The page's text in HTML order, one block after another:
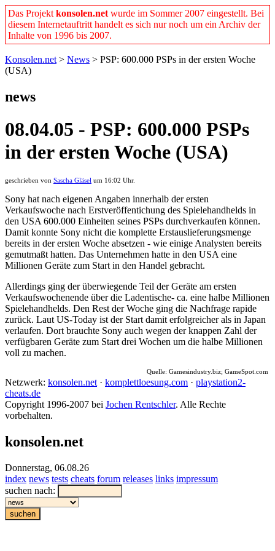
Das Projekt konsolen.net wurde im Sommer 2007 eingestellt. Bei
diesem Internetauftritt handelt es sich nur noch um ein Archiv der
Inhalte von 1996 bis 2007.
Konsolen.net > News > PSP: 600.000 PSPs in der ersten Woche
(USA)
news
08.04.05 - PSP: 600.000 PSPs
in der ersten Woche (USA)
geschrieben von Sascha Gläsel um 16:02 Uhr.
Sony hat nach eigenen Angaben innerhalb der ersten
Verkaufswoche nach Erstveröffentichung des Spielehandhelds in
den USA 600.000 Einheiten seines PSPs durchverkaufen können.
Damit konnte Sony nicht die komplette Erstauslieferungsmenge
bereits in der ersten Woche absetzen - wie einige Analysten bereits
gemutmaßt hatten. Das Unternehmen hatte in den USA eine
Millionen Geräte zum Start in den Handel gebracht.
Allerdings ging der überwiegende Teil der Geräte am ersten
Verkaufswochenende über die Ladentische- ca. eine halbe Millionen
Spielehandhelds. Den Rest der Woche ging die Nachfrage rapide
zurück. Laut US-Today ist der Start damit erfolgreicher als in Japan
verlaufen. Dort brauchte Sony auch wegen der knappen Zahl der
verfügbaren Geräte zum Start drei Wochen um die halbe Millionen
voll zu machen.
Quelle: Gamesindustry.biz; GameSpot.com
Netzwerk: konsolen.net · komplettloesung.com · playstation2-
cheats.de
Copyright 1996-2007 bei Jochen Rentschler. Alle Rechte
vorbehalten.
konsolen.net
Donnerstag, 06.08.26
index news tests cheats forum releases links impressum
suchen nach: